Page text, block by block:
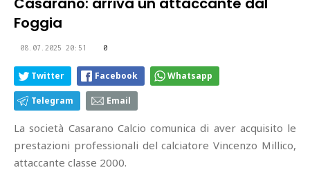
Foggia
08.07.2025 20:51 0
Twitter Facebook Whatsapp
Telegram Email
La società Casarano Calcio comunica di aver acquisito le
prestazioni professionali del calciatore Vincenzo Millico,
attaccante classe 2000.